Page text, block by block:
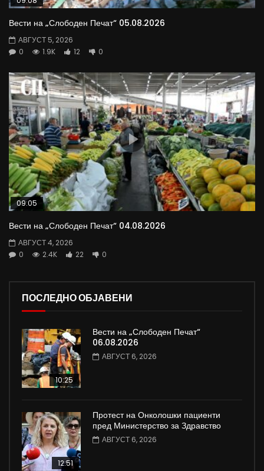
Вести на „Слободен Печат“ 05.08.2026
АВГУСТ 5, 2026
0
1.9K 12 0
09:05
Вести на „Слободен Печат“ 04.08.2026
АВГУСТ 4, 2026
0
2.4K 22 0
ПОСЛЕДНО ОБЈАВЕНИ
10:25
Вести на „Слободен Печат“
06.08.2026
АВГУСТ 6, 2026
12:51
Протест на Онколошки пациенти
пред Министерство за Здравство
АВГУСТ 6, 2026